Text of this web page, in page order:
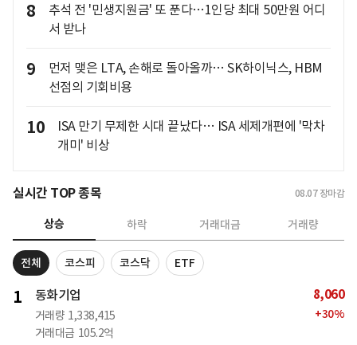
8
추석 전 '민생지원금' 또 푼다…1인당 최대 50만원 어디
서 받나
9
먼저 맺은 LTA, 손해로 돌아올까… SK하이닉스, HBM
선점의 기회비용
10
ISA 만기 무제한 시대 끝났다… ISA 세제개편에 '막차
개미' 비상
실시간 TOP 종목 08.07 장마감
상승 하락 거래대금 거래량
전체 코스피 코스닥 ETF
1 동화기업
거래량 1,338,415
거래대금 105.2억
8,060
+30%